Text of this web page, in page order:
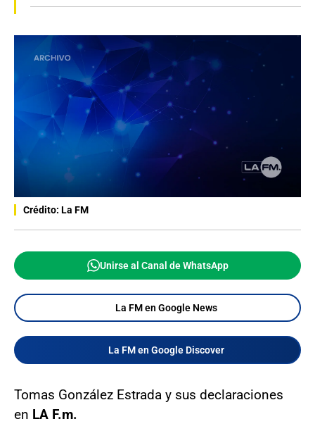
Crédito: La FM
Unirse al Canal de WhatsApp
La FM en Google News
La FM en Google Discover
Tomas González Estrada y sus declaraciones
en LA F.m.